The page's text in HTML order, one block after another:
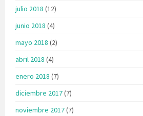
julio 2018 (12)
junio 2018 (4)
mayo 2018 (2)
abril 2018 (4)
enero 2018 (7)
diciembre 2017(7)
noviembre 2017(7)